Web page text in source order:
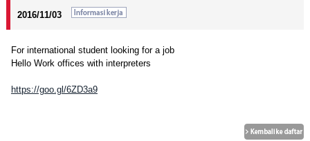
2016/11/03
For international student looking for a job
Hello Work offices with interpreters
https://goo.gl/6ZD3a9